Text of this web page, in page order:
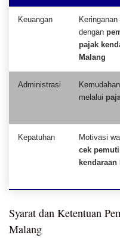
Keuangan
Keringanan
dengan
pajak
Malang
Administrasi
melalui
Kepatuhan
Motivasi
cek
kendaraan
Syarat dan Ketentuan
Malang